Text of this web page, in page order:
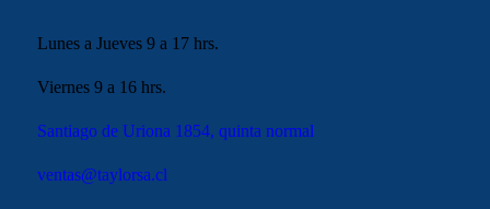
Lunes a Jueves 9 a 17 hrs.
Viernes 9 a 16 hrs.
Santiago de Uriona 1854, quinta normal
ventas@taylorsa.cl